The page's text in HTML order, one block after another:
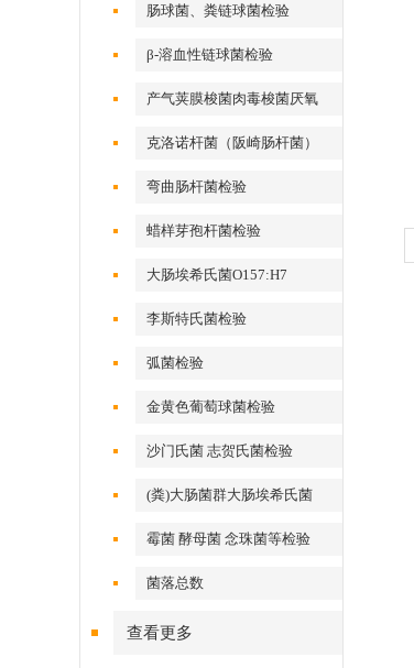
肠球菌、粪链球菌检验
β-溶血性链球菌检验
产气荚膜梭菌肉毒梭菌厌氧
克洛诺杆菌（阪崎肠杆菌）
弯曲肠杆菌检验
蜡样芽孢杆菌检验
大肠埃希氏菌O157:H7
李斯特氏菌检验
弧菌检验
金黄色葡萄球菌检验
沙门氏菌 志贺氏菌检验
(粪)大肠菌群大肠埃希氏菌
霉菌 酵母菌 念珠菌等检验
菌落总数
查看更多